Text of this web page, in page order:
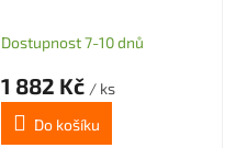
pro grafit průměr 3 R1,5
Dostupnost 7-10 dnů
1 882 Kč / ks
Do košíku